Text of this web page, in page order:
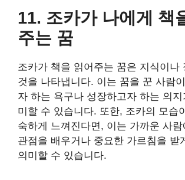
11. 조카가 나에게 책
주는 꿈
조카가 책을 읽어주는 꿈은 지식이나
것을 나타냅니다. 이는 꿈을 꾼 사람
자 하는 욕구나 성장하고자 하는 의지
미할 수 있습니다. 또한, 조카의 모습
숙하게 느껴진다면, 이는 가까운 사
관점을 배우거나 중요한 가르침을 받
의미할 수 있습니다.